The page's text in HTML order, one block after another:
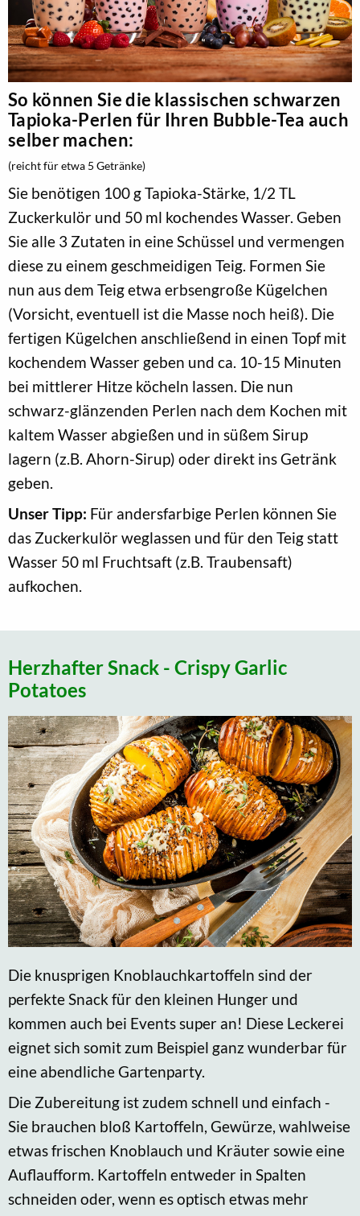
So können Sie die klassischen schwarzen
Tapioka-Perlen für Ihren Bubble-Tea auch
selber machen:
(reicht für etwa 5 Getränke)
Sie benötigen 100 g Tapioka-Stärke, 1/2 TL
Zuckerkulör und 50 ml kochendes Wasser. Geben
Sie alle 3 Zutaten in eine Schüssel und vermengen
diese zu einem geschmeidigen Teig. Formen Sie
nun aus dem Teig etwa erbsengroße Kügelchen
(Vorsicht, eventuell ist die Masse noch heiß). Die
fertigen Kügelchen anschließend in einen Topf mit
kochendem Wasser geben und ca. 10-15 Minuten
bei mittlerer Hitze köcheln lassen. Die nun
schwarz-glänzenden Perlen nach dem Kochen mit
kaltem Wasser abgießen und in süßem Sirup
lagern (z.B. Ahorn-Sirup) oder direkt ins Getränk
geben.
Unser Tipp: Für andersfarbige Perlen können Sie
das Zuckerkulör weglassen und für den Teig statt
Wasser 50 ml Fruchtsaft (z.B. Traubensaft)
aufkochen.
Herzhafter Snack - Crispy Garlic
Potatoes
Die knusprigen Knoblauchkartoffeln sind der
perfekte Snack für den kleinen Hunger und
kommen auch bei Events super an! Diese Leckerei
eignet sich somit zum Beispiel ganz wunderbar für
eine abendliche Gartenparty.
Die Zubereitung ist zudem schnell und einfach -
Sie brauchen bloß Kartoffeln, Gewürze, wahlweise
etwas frischen Knoblauch und Kräuter sowie eine
Auflaufform. Kartoffeln entweder in Spalten
schneiden oder, wenn es optisch etwas mehr